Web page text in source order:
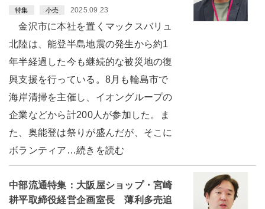
特集 小売 2025.09.23
金沢市に本社を置くマックスバリュ
北陸は、能登半島地震の発生から約1
年半経過した今も継続的な被災地の復
興支援を行っている。8月も輪島市で
海岸清掃を主催し、イオングループの
企業などから計200人が参加した。ま
た、奥能登は祭りが盛んだが、そこに
ボランティア…続きを読む
中部流通特集：大阪屋ショップ・宮崎
耕平取締役経営企画室長 薄利多売追